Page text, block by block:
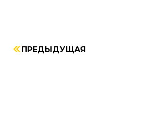
ПРЕДЫДУЩАЯ